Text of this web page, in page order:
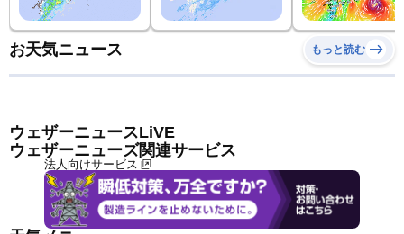
お天気ニュース もっと読む
ウェザーニュースLiVE
ウェザーニューズ関連サービス
法人向けサービス